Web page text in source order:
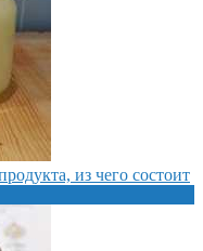
из чего состоит